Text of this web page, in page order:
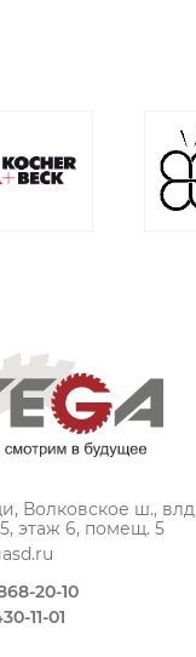
Волковское ш., влд.
этаж 6, помещ. 5
20-10
11-01